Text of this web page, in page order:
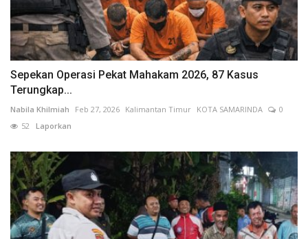
Sepekan Operasi Pekat Mahakam 2026, 87 Kasus
Terungkap...
Nabila Khilmiah Feb 27, 2026 Kalimantan Timur KOTA SAMARINDA
0
52 Laporkan